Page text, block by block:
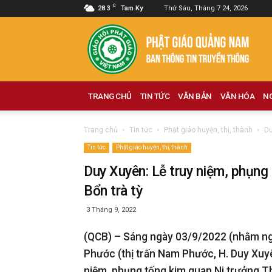
28.3 C Tam Ky Thứ Sáu, Tháng 7 24, 2026
Phật
giáo
Quảng
Nam
TRANG CHỦ TIN TỨC VĂN BẢN VĂN HÓA
Trang chủ Tin tức Phật giáo huyện, thị, thành
Tin tức Phật giáo huyện, thị, thành
Duy Xuyên: Lễ truy niệm,
Bổn trà tỳ
3 Tháng 9, 2022
(QCB) – Sáng ngày 03/9/2022 (nhằm
Phước (thị trấn Nam Phước, H. Duy